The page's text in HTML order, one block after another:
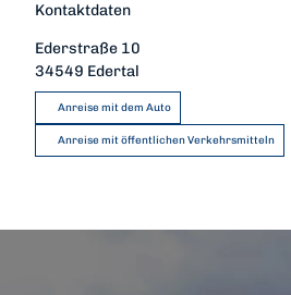
Kontaktdaten
Ederstraße 10
34549 Edertal
Anreise mit dem Auto
Anreise mit öffentlichen Verkehrsmitteln